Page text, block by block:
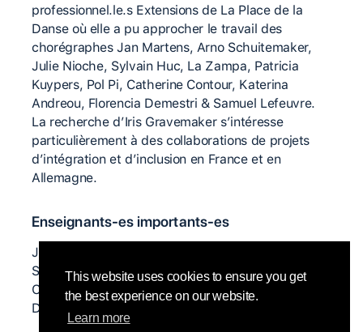
This website uses cookies to ensure you get
the best experience on our website.
Learn more
professionnel.le.s Extensions de La Place de la
Danse où elle a pu approcher le travail des
chorégraphes Jan Martens, Arno Schuitemaker,
Julie Nioche, Sylvain Huc, La Zampa, Patricia
Kuypers, Pol Pi, Catherine Contour, Katerina
Andreou, Florencia Demestri & Samuel Lefeuvre.
La recherche d’Iris Gravemaker s’intéresse
particulièrement à des collaborations de projets
d’intégration et d’inclusion en France et en
Allemagne.
Enseignants-es importants-es
Jan Martens, Arno Schuitemaker, Julie Nioche,
Sylvain Huc, La Zampa, Patricia Kuypers, Pol Pi,
Catherine Contour, Katerina Andreou, Florencia
Demestri, Samuel Lefeuvre